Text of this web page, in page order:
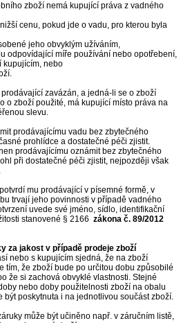
zboží nemá kupující práva z vadného
cenu, pokud jde o vadu, pro kterou byla
jeho obvyklým užíváním,
odpovídající míře používání nebo opotřebení,
kupujícím, nebo
zavázán, a jedná-li se o zboží
o zboží použité, má kupující místo práva na
slevu.
prodávajícímu vadu bez zbytečného
prohlídce a dostatečné péči zjistit.
prodávajícímu oznámit bez zbytečného
při dostatečné péči zjistit, nejpozději však
mu prodávající v písemné formě, v
trvají jeho povinnosti v případě vadného
uvede své jméno, sídlo, identifikační
stanovené § 2166 zákona č. 89/2012
za jakost v případě prodeje zboží
nebo s kupujícím sjedná, že na zboží
tím, že zboží bude po určitou dobu způsobilé
že si zachová obvyklé vlastnosti. Stejné
nebo doby použitelnosti zboží na obalu
být poskytnuta i na jednotlivou součást zboží.
může být učiněno např. v záručním listě,